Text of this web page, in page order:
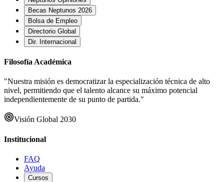
Becas Neptunos 2026
Bolsa de Empleo
Directorio Global
Dir. Internacional
Filosofía Académica
"Nuestra misión es democratizar la especialización técnica de alto
nivel, permitiendo que el talento alcance su máximo potencial
independientemente de su punto de partida."
Visión Global 2030
Institucional
FAQ
Ayuda
Cursos